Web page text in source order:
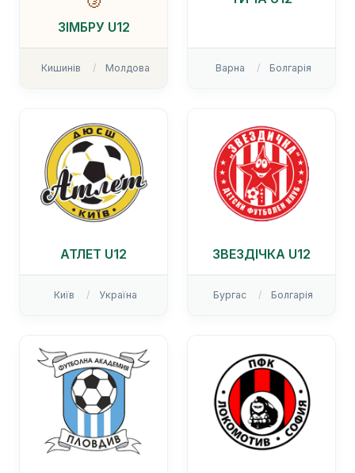
ЗІМБРУ U12
Кишинів Молдова Варна Болгарія
АТЛЕТ U12
Київ Україна
ЗВЕЗДІЧКА U12
Бургас Болгарія